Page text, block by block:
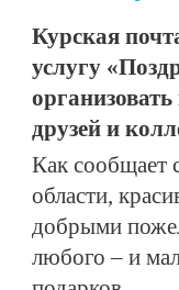
Курская
услугу
друзей и
Как сообщает
области,
добрыми
любого – и